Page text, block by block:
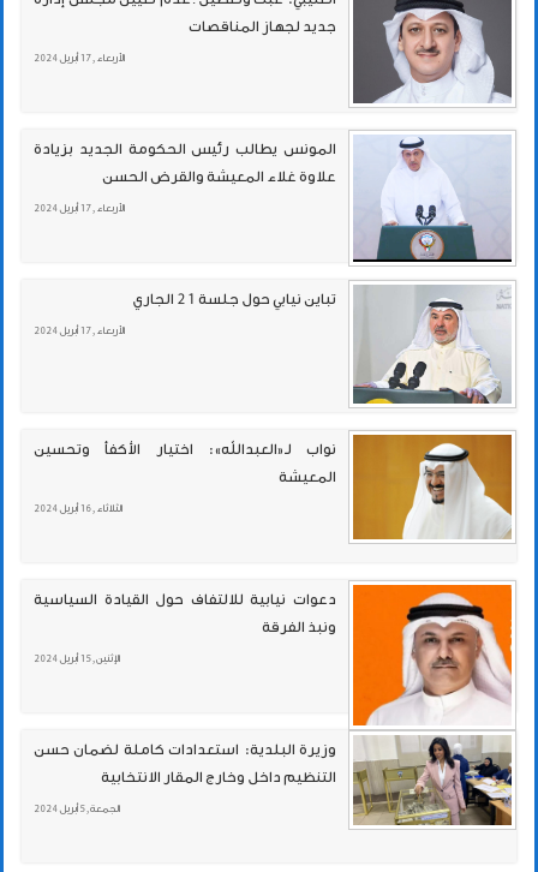
جديد لجهاز المناقصات
الأربعاء , 17 أبريل 2024
المونس يطالب رئيس الحكومة الجديد بزيادة
علاوة غلاء المعيشة والقرض الحسن
الأربعاء , 17 أبريل 2024
تباين نيابي حول جلسة 21 الجاري
الأربعاء , 17 أبريل 2024
نواب لـ«العبدالله»: اختيار الأكفأ وتحسين
المعيشة
الثلاثاء , 16 أبريل 2024
دعوات نيابية للالتفاف حول القيادة السياسية
ونبذ الفرقة
الإثنين , 15 أبريل 2024
وزيرة البلدية: استعدادات كاملة لضمان حسن
التنظيم داخل وخارج المقار الانتخابية
الجمعة , 5 أبريل 2024